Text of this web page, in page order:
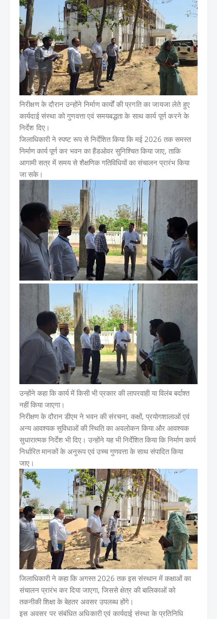
निरीक्षण के दौरान उन्होंने निर्माण कार्यों की प्रगति का जायजा लेते हुए
कार्यदाई संस्था को गुणवत्ता एवं समयबद्धता के साथ कार्य पूर्ण करने के
निर्देश दिए।
जिलाधिकारी ने स्पष्ट रूप से निर्देशित किया कि मई 2026 तक समस्त
निर्माण कार्य पूर्ण कर भवन का हैंडओवर सुनिश्चित किया जाए, ताकि
आगामी सत्र में समय से शैक्षणिक गतिविधियों का संचालन प्रारंभ किया
जा सके।
उन्होंने कहा कि कार्य में किसी भी प्रकार की लापरवाही या विलंब बर्दाश्त
नहीं किया जाएगा।
निरीक्षण के दौरान डीएम ने भवन की संरचना, कक्षों, प्रयोगशालाओं एवं
अन्य आवश्यक सुविधाओं की स्थिति का अवलोकन किया और आवश्यक
सुधारात्मक निर्देश भी दिए। उन्होंने यह भी निर्देशित किया कि निर्माण कार्य
निर्धारित मानकों के अनुरूप एवं उच्च गुणवत्ता के साथ संपादित किया
जाए।
जिलाधिकारी ने कहा कि अगस्त 2026 तक इस संस्थान में कक्षाओं का
संचालन प्रारंभ कर दिया जाएगा, जिससे क्षेत्र की बालिकाओं को
तकनीकी शिक्षा के बेहतर अवसर उपलब्ध होंगे।
इस अवसर पर संबंधित अधिकारी एवं कार्यदाई संस्था के प्रतिनिधि